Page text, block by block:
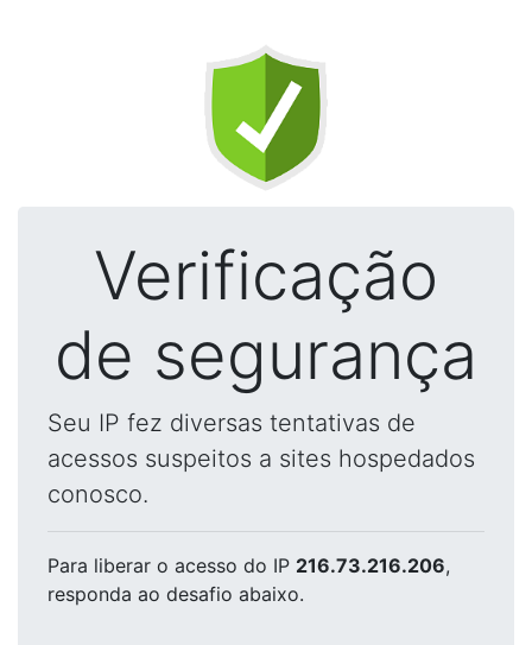
Verificação
de segurança
Seu IP fez diversas tentativas de
acessos suspeitos a sites hospedados
conosco.
Para liberar o acesso do IP 216.73.216.206,
responda ao desafio abaixo.